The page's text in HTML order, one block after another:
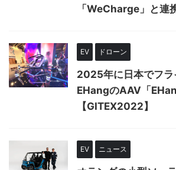
「WeCharge」と連
EV ドローン
2025年に日本でフラ
EHangのAAV「
【GITEX2022】
EV ニュース